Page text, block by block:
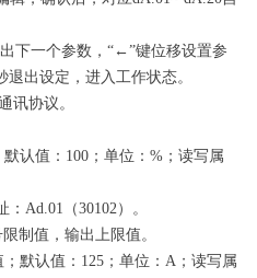
下一个参数，“←”键位移设置参
出设定，进入工作状态。
讯协议。
默认值：100；单位：%；读写属
Ad.01（30102）。
制值，输出上限值。
；默认值：125；单位：A；读写属